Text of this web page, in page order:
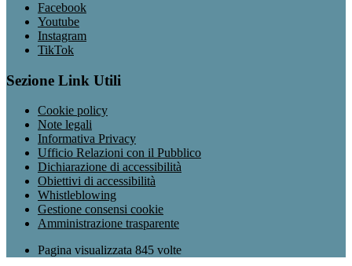
Facebook
Youtube
Instagram
TikTok
Sezione Link Utili
Cookie policy
Note legali
Informativa Privacy
Ufficio Relazioni con il Pubblico
Dichiarazione di accessibilità
Obiettivi di accessibilità
Whistleblowing
Gestione consensi cookie
Amministrazione trasparente
Pagina visualizzata 845 volte